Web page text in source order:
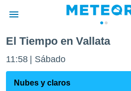
de
por
El Tiempo en Vallata
11:58 Sábado
Nubes y claros